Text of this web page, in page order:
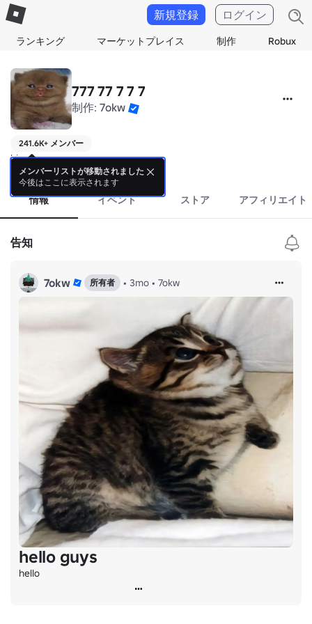
ランキング マーケットプレイス 制作 Robux
新規登録 ログイン
777 77 7 7 7
制作: 7okw
241.6K+ メンバー
hi
詳細
情報 イベント ストア アフィリエイト
告知
7okw 所有者 • 3mo • 7okw
hello guys
hello
メンバーリストが移動されました
今後はここに表示されます